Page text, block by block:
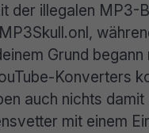
der illegalen MP3-
Grund
Konverters
auch nichts
mit einem